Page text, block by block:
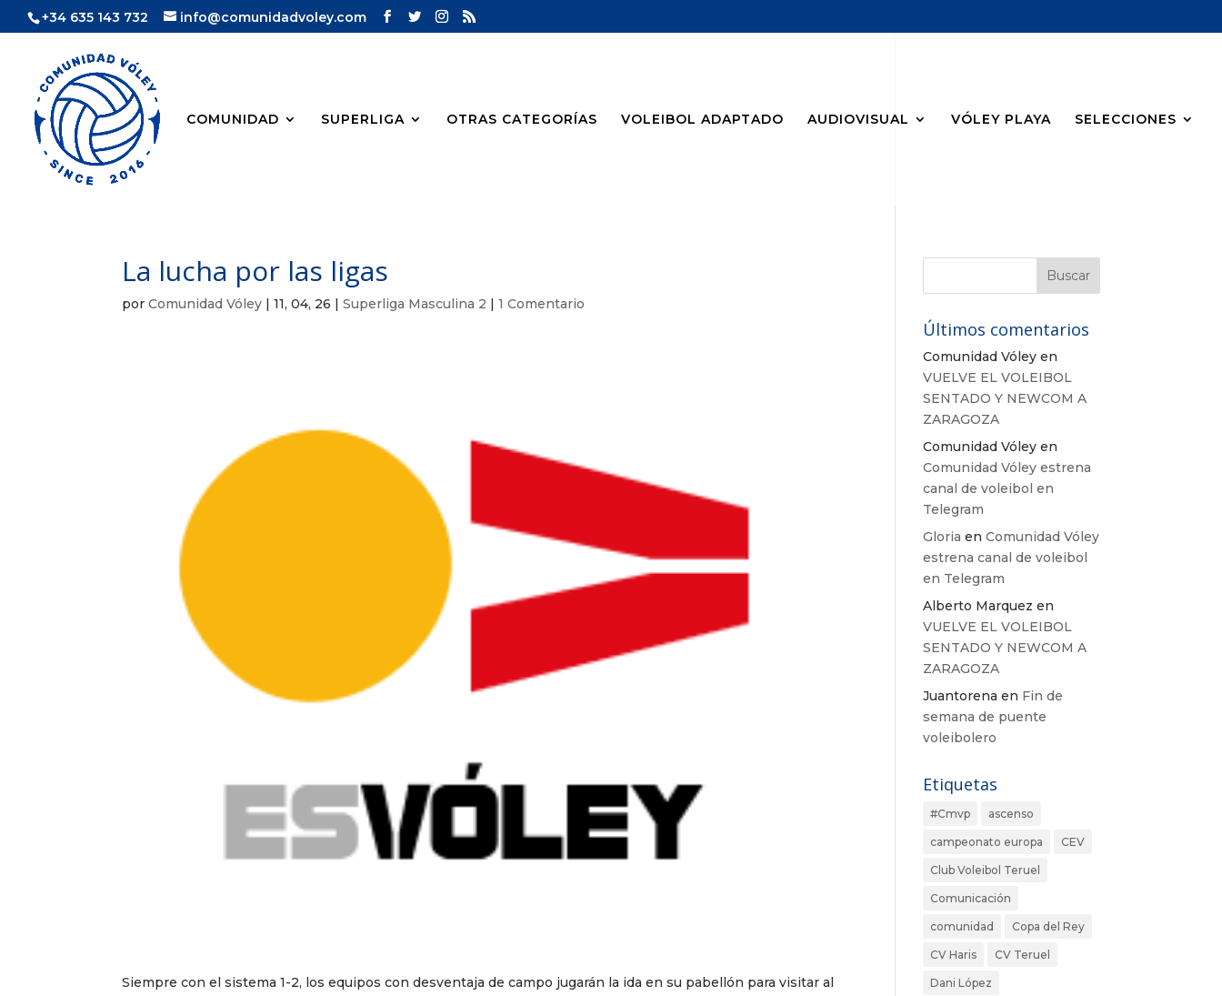
+34 635 143 732 info@comunidadvoley.com
COMUNIDAD SUPERLIGA OTRAS CATEGORÍAS VOLEIBOL ADAPTADO AUDIOVISUAL VÓLEY PLAYA SELECCIONES
La lucha por las ligas
porComunidad Vóley |11, 04, 26 |Superliga Masculina 2 |1 Comentario
Siempre con el sistema 1-2, los equipos con desventaja de campo jugarán la ida en su pabellón para visitar al
Últimos comentarios
Comunidad Vóley en
VUELVE EL VOLEIBOL
SENTADO Y NEWCOM A
ZARAGOZA
Comunidad Vóley en
Comunidad Vóley estrena
canal de voleibol en
Telegram
Gloria enComunidad Vóley
estrena canal de voleibol
en Telegram
Alberto Marquez en
VUELVE EL VOLEIBOL
SENTADO Y NEWCOM A
ZARAGOZA
Juantorena en Fin de
semana de puente
voleibolero
Etiquetas
#Cmvp ascenso
campeonato europa CEV
Club Voleibol Teruel
Comunicación
comunidad Copa del Rey
CV Haris CV Teruel
Dani López